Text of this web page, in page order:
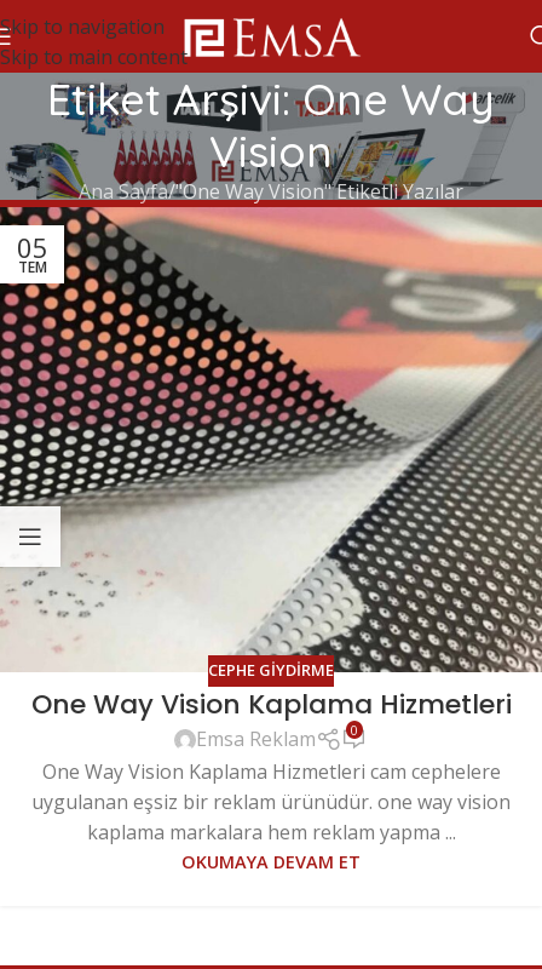
Skip to navigation
Skip to main content
Etiket Arşivi: One Way
Vision
Ana Sayfa "One Way Vision" Etiketli Yazılar
05
TEM
CEPHE GIYDIRME
One Way Vision Kaplama Hizmetleri
Emsa Reklam 0
One Way Vision Kaplama Hizmetleri cam cephelere
uygulanan eşsiz bir reklam ürünüdür. one way vision
kaplama markalara hem reklam yapma ...
OKUMAYA DEVAM ET